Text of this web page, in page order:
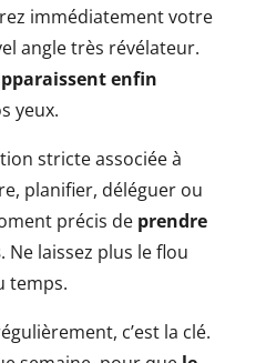
immédiatement votre
angle très révélateur.
enfin
yeux.
stricte associée à
planifier, déléguer ou
précis de prendre
. Ne laissez plus le flou
temps.
c’est la clé.